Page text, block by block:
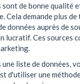
de bonne qualité
Cela demande plus
données auprès de
lucratif. Ces sources
liste de données,
d'utiliser une